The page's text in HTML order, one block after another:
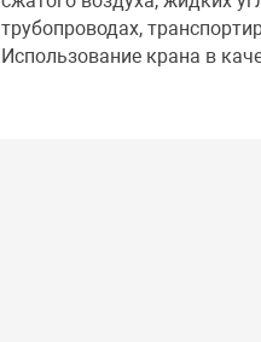
трубопроводах,
Использование крана в